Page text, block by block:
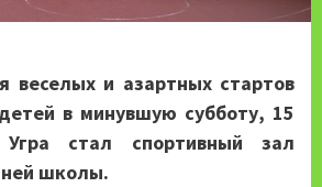
веселых и азартных стартов
в минувшую субботу, 15
стал спортивный зал
школы.